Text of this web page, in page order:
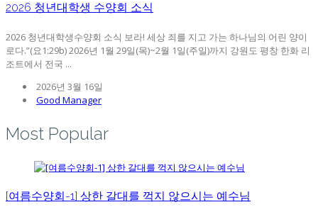
2026 청년대학생 수양회 소식
2026 청년대학생수양회 소식 보라! 세상 죄를 지고 가는 하나님의 어린 양이
로다.”(요1:29b) 2026년 1월 29일(목)~2월 1일(주일)까지 강원도 평창 한화 리
조트에서 전국 ...
2026년 3월 16일
Good Manager
Most Popular
[여름수양회-1] 상한 갈대를 꺽지 않으시는 예수님